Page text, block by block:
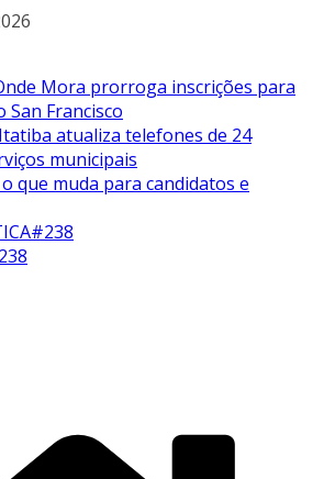
Mora prorroga inscrições para
Francisco
atualiza telefones de 24
municipais
o que muda para candidatos e